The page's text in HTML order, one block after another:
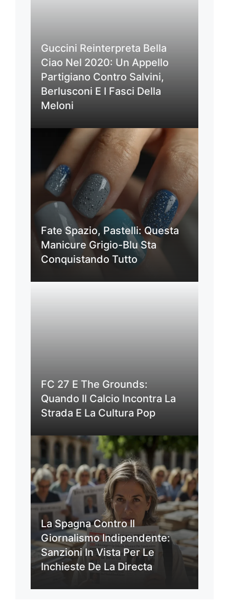
Guccini Reinterpreta Bella
Ciao Nel 2020: Un Appello
Partigiano Contro Salvini,
Berlusconi E I Fasci Della
Meloni
Fate Spazio, Pastelli: Questa
Manicure Grigio-Blu Sta
Conquistando Tutto
FC 27 E The Grounds:
Quando Il Calcio Incontra La
Strada E La Cultura Pop
La Spagna Contro Il
Giornalismo Indipendente:
Sanzioni In Vista Per Le
Inchieste De La Directa